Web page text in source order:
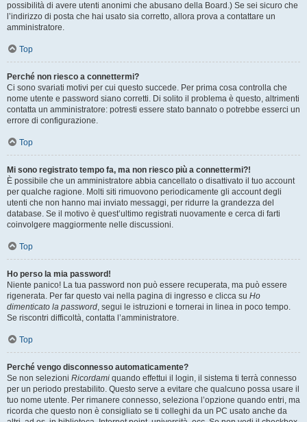
possibilità di avere utenti anonimi che abusano della Board.) Se sei sicuro che
l’indirizzo di posta che hai usato sia corretto, allora prova a contattare un
amministratore.
Top
Perché non riesco a connettermi?
Ci sono svariati motivi per cui questo succede. Per prima cosa controlla che
nome utente e password siano corretti. Di solito il problema è questo, altrimenti
contatta un amministratore: potresti essere stato bannato o potrebbe esserci un
errore di configurazione.
Top
Mi sono registrato tempo fa, ma non riesco più a connettermi?!
È possibile che un amministratore abbia cancellato o disattivato il tuo account
per qualche ragione. Molti siti rimuovono periodicamente gli account degli
utenti che non hanno mai inviato messaggi, per ridurre la grandezza del
database. Se il motivo è quest’ultimo registrati nuovamente e cerca di farti
coinvolgere maggiormente nelle discussioni.
Top
Ho perso la mia password!
Niente panico! La tua password non può essere recuperata, ma può essere
rigenerata. Per far questo vai nella pagina di ingresso e clicca su Ho
dimenticato la password, segui le istruzioni e tornerai in linea in poco tempo.
Se riscontri difficoltà, contatta l’amministratore.
Top
Perché vengo disconnesso automaticamente?
Se non selezioni Ricordami quando effettui il login, il sistema ti terrà connesso
per un periodo prestabilito. Questo serve a evitare che qualcuno possa usare il
tuo nome utente. Per rimanere connesso, seleziona l’opzione quando entri, ma
ricorda che questo non è consigliato se ti colleghi da un PC usato anche da